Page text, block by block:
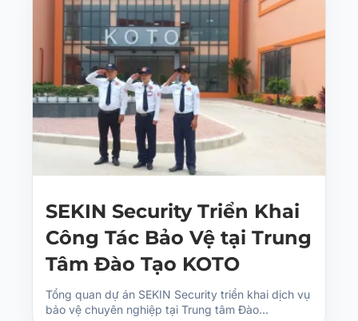
SEKIN Security Triển Khai
Công Tác Bảo Vệ tại Trung
Tâm Đào Tạo KOTO
Tổng quan dự án SEKIN Security triển khai dịch vụ
bảo vệ chuyên nghiệp tại Trung tâm Đào…